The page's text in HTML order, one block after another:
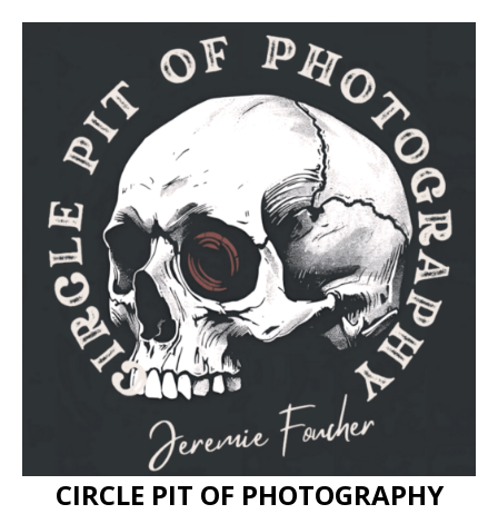
CIRCLE PIT OF PHOTOGRAPHY